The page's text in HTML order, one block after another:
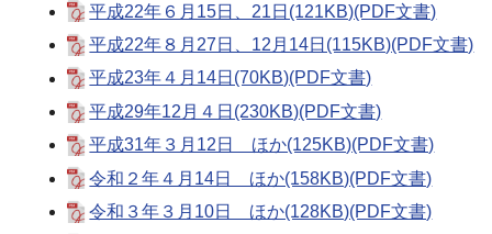
平成22年６月15日、21日(121KB)(PDF文書)
平成22年８月27日、12月14日(115KB)(PDF文書)
平成23年４月14日(70KB)(PDF文書)
平成29年12月４日(230KB)(PDF文書)
平成31年３月12日 ほか(125KB)(PDF文書)
令和２年４月14日 ほか(158KB)(PDF文書)
令和３年３月10日 ほか(128KB)(PDF文書)